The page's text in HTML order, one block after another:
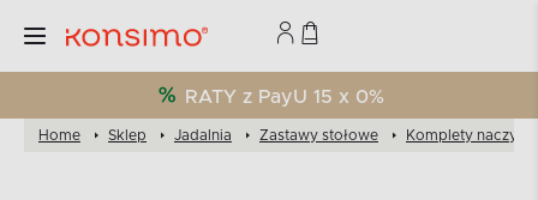
RATY z PayU 15 x 0%
Home Sklep Jadalnia Zastawy stołowe Komplety naczyń